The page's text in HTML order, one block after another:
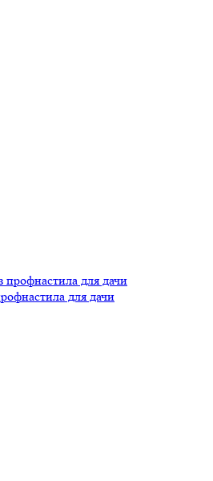
для дачи